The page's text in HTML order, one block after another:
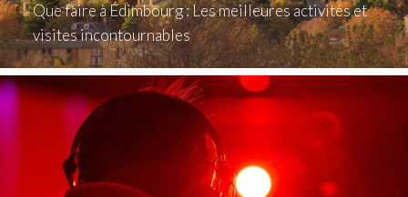
Que faire à Édimbourg : Les meilleures activités et
visites incontournables